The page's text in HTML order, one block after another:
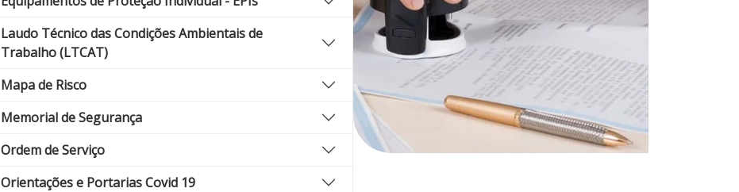
Laudo Técnico das Condições Ambientais de
Trabalho (LTCAT)
Mapa de Risco
Memorial de Segurança
Ordem de Serviço
Orientações e Portarias Covid 19